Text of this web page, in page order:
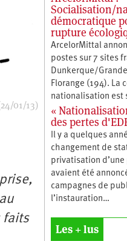
01/13)
faits
Socialisation/
démocratique
rupture
ArcelorMittal
postes sur 7 sites
Dunkerque/
Florange (194). La
nationalisation est
«
des pertes
Il y a quelques
changement de
privatisation
avaient été
campagnes de
l’instauration…
Les + lus